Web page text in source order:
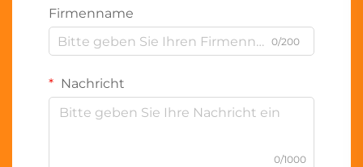
Firmenname
0/200
Nachricht
0/1000